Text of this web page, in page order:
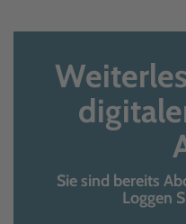
Sie sind bereits
Loggen